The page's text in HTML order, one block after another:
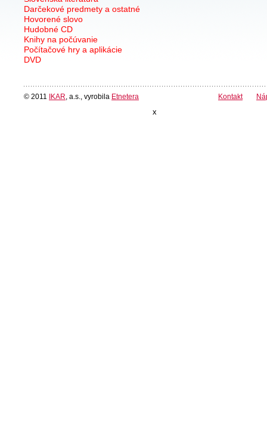
Darčekové predmety a ostatné
Hovorené slovo
Hudobné CD
Knihy na počúvanie
Počítačové hry a aplikácie
DVD
© 2011 IKAR , a.s., vyrobila Etnetera Kontakt
x